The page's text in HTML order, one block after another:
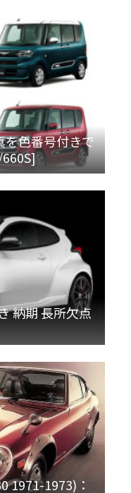
を色番号付きで
納期 長所欠点
1971-1973)：